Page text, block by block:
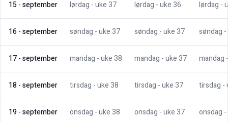
15-september lørdag - uke37 lørdag - uke36 lørdag -
16-september søndag - uke37 søndag - uke37 søndag
17-september mandag - uke38 mandag - uke37 mandag
18-september tirsdag - uke38 tirsdag - uke37 tirsdag -
19-september onsdag - uke38 onsdag - uke37 onsdag